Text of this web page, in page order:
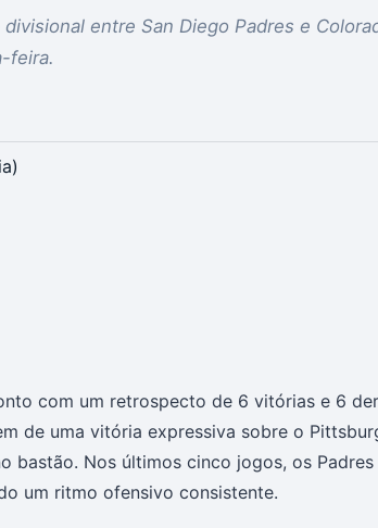
entre San Diego Padres e
feira.
com um retrospecto de 6 vitórias e 6
de uma vitória expressiva sobre o
bastão. Nos últimos cinco jogos, os
um ritmo ofensivo consistente.